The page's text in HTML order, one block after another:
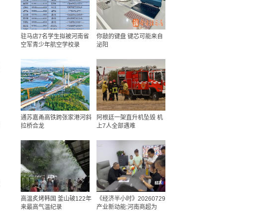
驻马店7名学生拟被河南省
空军青少年航空学校录
你敲的键盘 键芯可能来自
泌阳
通苏嘉甬高铁跨张家港河斜
拉桥合龙
阿根廷一架直升机坠毁 机
上7人全部遇难
高温炙烤韩国 釜山破122年
来最高气温纪录
《经济半小时》20260729
产业新动能:河南商超为